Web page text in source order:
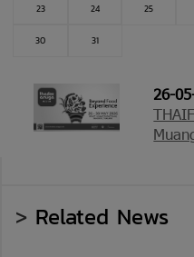
23 24 25
30 31
26-
> Related News